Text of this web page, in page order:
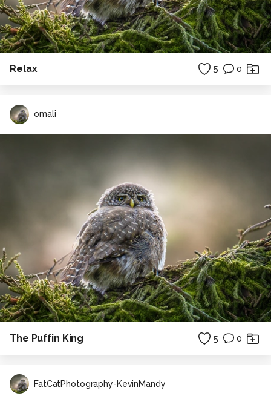
Relax 5 0
omali
The Puffin King 5 0
FatCatPhotography-KevinMandy